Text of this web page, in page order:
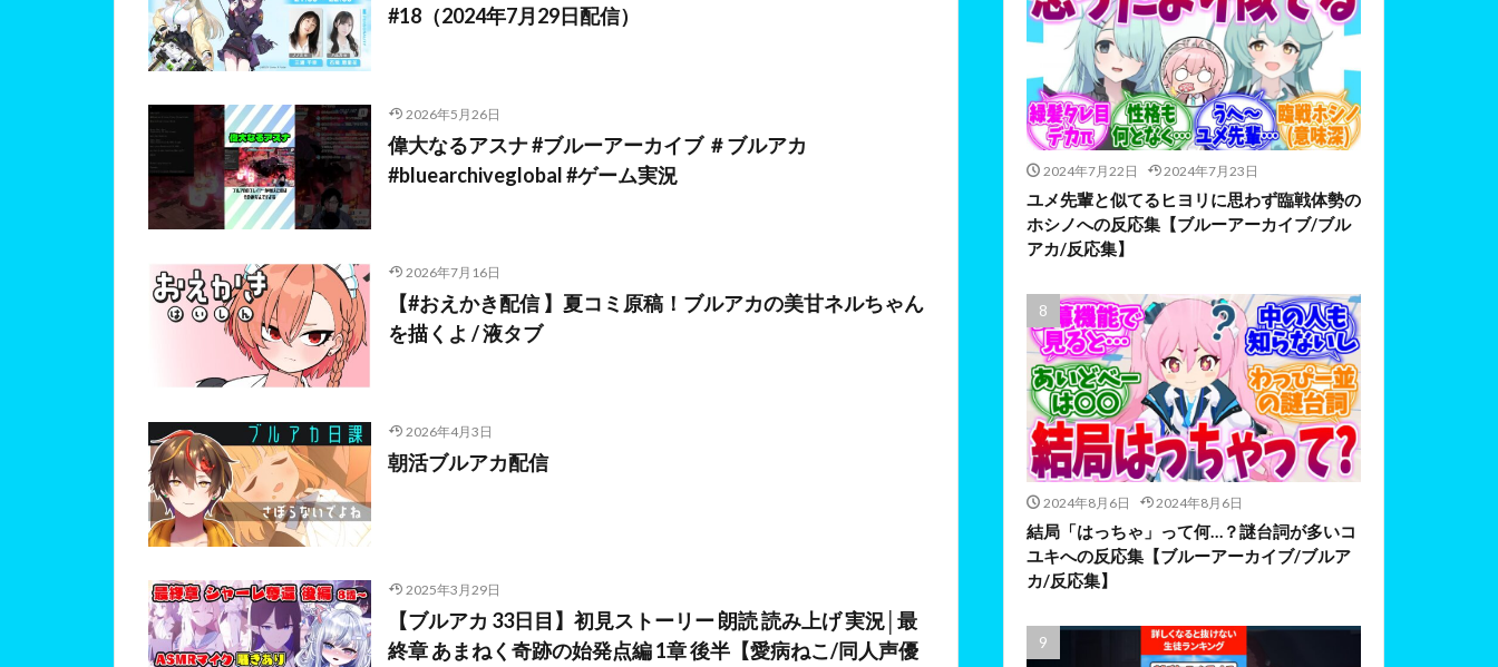
#18（2024年7月29日配信）
2026年5月26日
偉大なるアスナ #ブルーアーカイブ ＃ブルアカ
#bluearchiveglobal #ゲーム実況
2026年7月16日
【#おえかき配信 】夏コミ原稿！ブルアカの美甘ネルちゃん
を描くよ / 液タブ
2026年4月3日
朝活ブルアカ配信
2025年3月29日
【ブルアカ 33日目】初見ストーリー 朗読 読み上げ 実況│最
終章 あまねく奇跡の始発点編 1章 後半【愛病ねこ/同人声優
2024年7月22日 2024年7月23日
ユメ先輩と似てるヒヨリに思わず臨戦体勢の
ホシノへの反応集【ブルーアーカイブ/ブル
アカ/反応集】
2024年8月6日 2024年8月6日
結局「はっちゃ」って何…？謎台詞が多いコ
ユキへの反応集【ブルーアーカイブ/ブルア
カ/反応集】